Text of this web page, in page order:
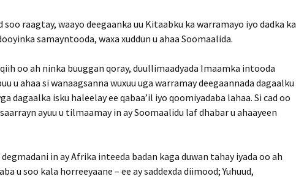
soo raagtay, waayo deegaanka uu Kitaabku ka warramayo iyo dadka ka
samayntooda, waxa xuddun u ahaa Soomaalida.
oo ah ninka buuggan qoray, duullimaadyada Imaamka intooda
u ahaa si wanaagsanna wuxuu uga warramay deegaannada dagaalku
dagaalka isku haleelay ee qabaa’il iyo qoomiyadaba lahaa. Si cad oo
ayuu u tilmaamay in ay Soomaalidu laf dhabar u ahaayeen
in ay Afrika inteeda badan kaga duwan tahay iyada oo ah
u soo kala horreeyaane – ee ay saddexda diimood; Yuhuud,